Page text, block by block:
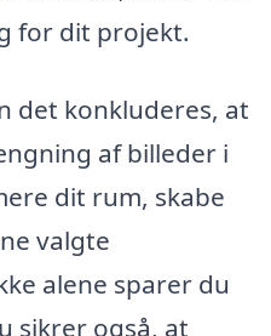
for dit projekt.
det konkluderes, at
af billeder i
dit rum, skabe
valgte
alene sparer du
sikrer også, at